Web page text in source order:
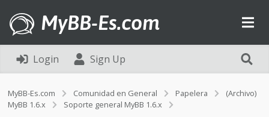
MyBB-Es.com
Login Sign Up
MyBB-Es.com Comunidad en General Papelera
(Archivo)
MyBB 1.6.x
Soporte general MyBB 1.6.x